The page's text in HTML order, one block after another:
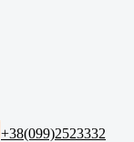
+38(099)2523332